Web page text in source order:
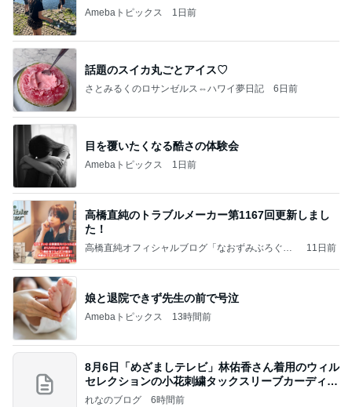
Amebaトピックス 1日前
話題のスイカ丸ごとアイス♡
さとみるくのロサンゼルス⇔ハワイ夢日記 6日前
目を覆いたくなる酷さの体験会
Amebaトピックス 1日前
高橋直純のトラブルメーカー第1167回更新しまし
た！
高橋直純オフィシャルブログ「なおずみぶろぐ」
11日前
娘と退院できず先生の前で号泣
Amebaトピックス 13時間前
8月6日「めざましテレビ」林佑香さん着用のウィル
セレクションの小花刺繍タックスリーブカーディガ
ン
れなのブログ 6時間前